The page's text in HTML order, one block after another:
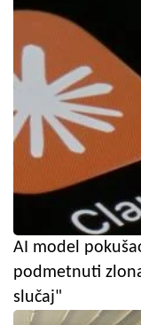
AI model
podmetnuti
slučaj"